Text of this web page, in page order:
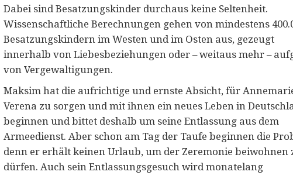
Dabei sind Besatzungskinder durchaus keine Seltenheit.
Wissenschaftliche Berechnungen gehen von mindestens
Besatzungskindern im Westen und im Osten aus, gezeugt
innerhalb von Liebesbeziehungen oder – weitaus mehr –
von Vergewaltigungen.
Maksim hat die aufrichtige und ernste Absicht, für
Verena zu sorgen und mit ihnen ein neues Leben in
beginnen und bittet deshalb um seine Entlassung aus dem
Armeedienst. Aber schon am Tag der Taufe beginnen die
denn er erhält keinen Urlaub, um der Zeremonie beiwohnen
dürfen. Auch sein Entlassungsgesuch wird monatelang